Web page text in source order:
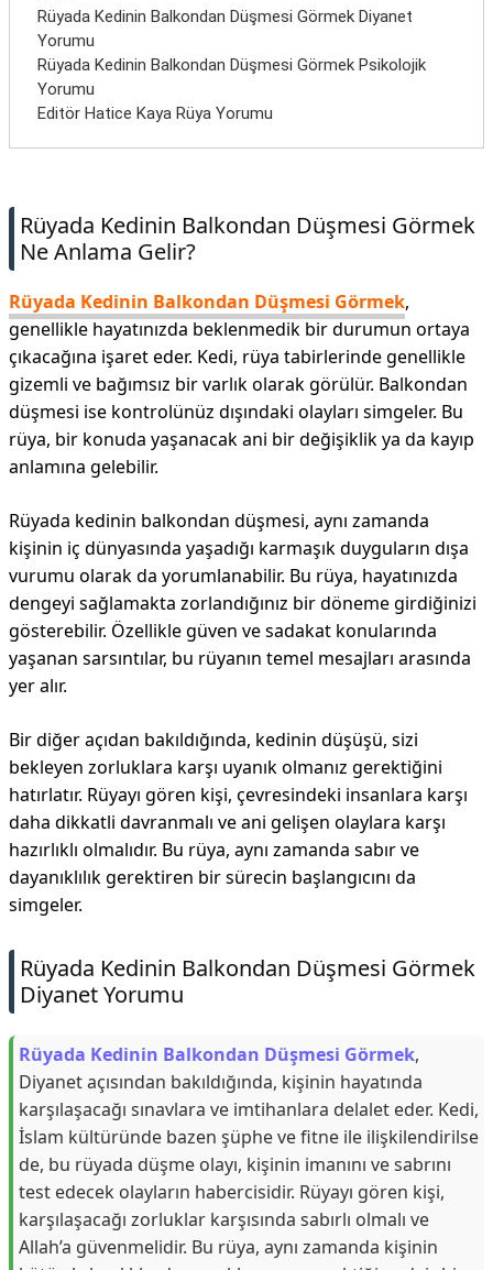
Rüyada Kedinin Balkondan Düşmesi Görmek Diyanet
Yorumu
Rüyada Kedinin Balkondan Düşmesi Görmek Psikolojik
Yorumu
Editör Hatice Kaya Rüya Yorumu
Rüyada Kedinin Balkondan Düşmesi Görmek
Ne Anlama Gelir?
Rüyada Kedinin Balkondan Düşmesi Görmek,
genellikle hayatınızda beklenmedik bir durumun ortaya
çıkacağına işaret eder. Kedi, rüya tabirlerinde genellikle
gizemli ve bağımsız bir varlık olarak görülür. Balkondan
düşmesi ise kontrolünüz dışındaki olayları simgeler. Bu
rüya, bir konuda yaşanacak ani bir değişiklik ya da kayıp
anlamına gelebilir.
Rüyada kedinin balkondan düşmesi, aynı zamanda
kişinin iç dünyasında yaşadığı karmaşık duyguların dışa
vurumu olarak da yorumlanabilir. Bu rüya, hayatınızda
dengeyi sağlamakta zorlandığınız bir döneme girdiğinizi
gösterebilir. Özellikle güven ve sadakat konularında
yaşanan sarsıntılar, bu rüyanın temel mesajları arasında
yer alır.
Bir diğer açıdan bakıldığında, kedinin düşüşü, sizi
bekleyen zorluklara karşı uyanık olmanız gerektiğini
hatırlatır. Rüyayı gören kişi, çevresindeki insanlara karşı
daha dikkatli davranmalı ve ani gelişen olaylara karşı
hazırlıklı olmalıdır. Bu rüya, aynı zamanda sabır ve
dayanıklılık gerektiren bir sürecin başlangıcını da
simgeler.
Rüyada Kedinin Balkondan Düşmesi Görmek
Diyanet Yorumu
Rüyada Kedinin Balkondan Düşmesi Görmek,
Diyanet açısından bakıldığında, kişinin hayatında
karşılaşacağı sınavlara ve imtihanlara delalet eder. Kedi,
İslam kültüründe bazen şüphe ve fitne ile ilişkilendirilse
de, bu rüyada düşme olayı, kişinin imanını ve sabrını
test edecek olayların habercisidir. Rüyayı gören kişi,
karşılaşacağı zorluklar karşısında sabırlı olmalı ve
Allah’a güvenmelidir. Bu rüya, aynı zamanda kişinin